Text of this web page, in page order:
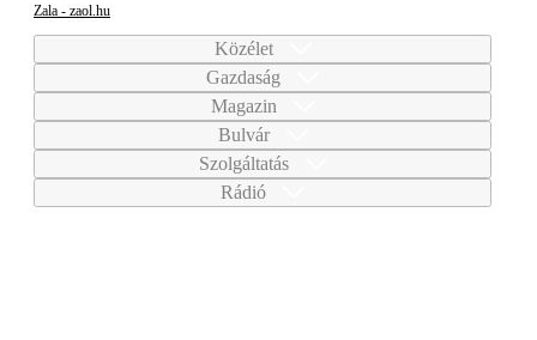
Zala - zaol.hu
Közélet
Gazdaság
Magazin
Bulvár
Szolgáltatás
Rádió